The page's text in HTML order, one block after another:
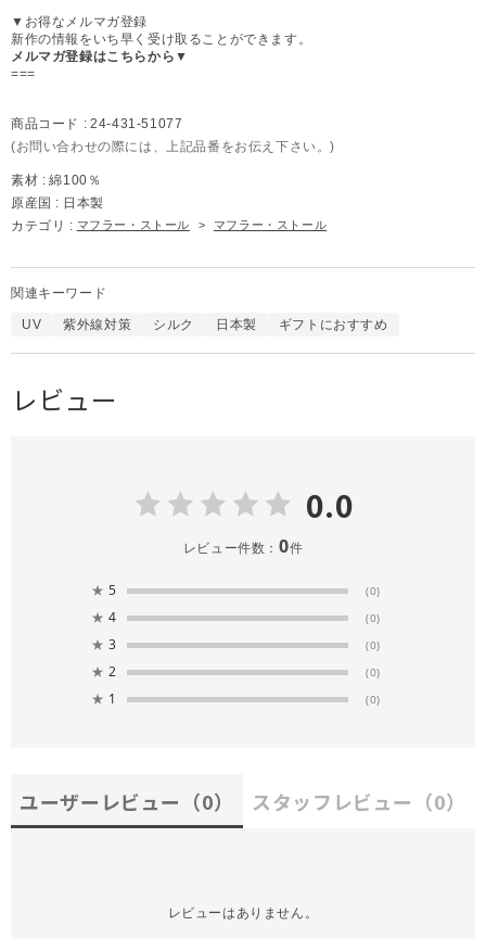
▼お得なメルマガ登録
新作の情報をいち早く受け取ることができます。
メルマガ登録はこちらから▼
===
商品コード : 24-431-51077
(お問い合わせの際には、上記品番をお伝え下さい。)
素材 : 綿100％
原産国 : 日本製
カテゴリ : マフラー・ストール > マフラー・ストール
関連キーワード
UV 紫外線対策 シルク 日本製 ギフトにおすすめ
レビュー
0.0
レビュー件数： 0件
★ 5 (0)
★ 4 (0)
★ 3 (0)
★ 2 (0)
★ 1 (0)
ユーザーレビュー （0） スタッフレビュー （0）
レビューはありません。